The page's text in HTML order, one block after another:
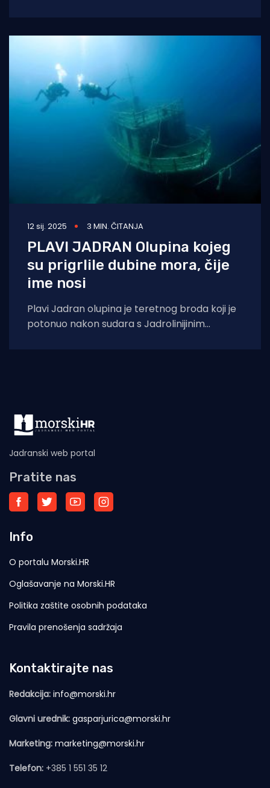
12 sij. 2025 3 MIN. ČITANJA
PLAVI JADRAN Olupina kojeg
su prigrlile dubine mora, čije
ime nosi
Plavi Jadran olupina je teretnog broda koji je
potonuo nakon sudara s Jadrolinijinim
Jadranski web portal
Pratite nas
Info
O portalu Morski.HR
Oglašavanje na Morski.HR
Politika zaštite osobnih podataka
Pravila prenošenja sadržaja
Kontaktirajte nas
Redakcija: info@morski.hr
Glavni urednik: gasparjurica@morski.hr
Marketing: marketing@morski.hr
Telefon: +385 1 551 35 12